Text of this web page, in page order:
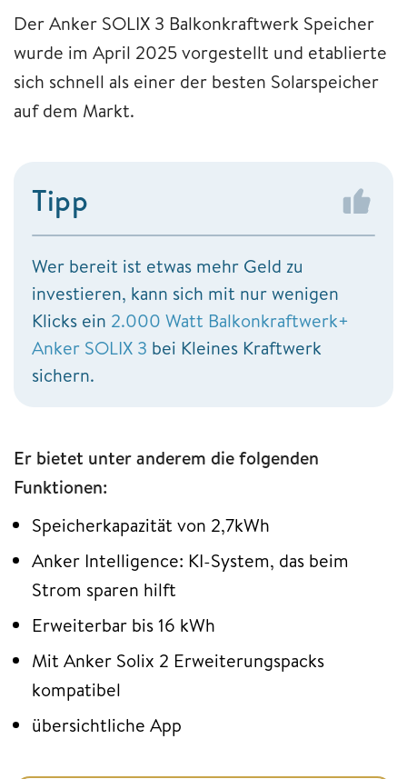
Der Anker SOLIX 3 Balkonkraftwerk Speicher
wurde im April 2025 vorgestellt und etablierte
sich schnell als einer der besten Solarspeicher
auf dem Markt.
Tipp
Wer bereit ist etwas mehr Geld zu
investieren, kann sich mit nur wenigen
Klicks ein 2.000 Watt Balkonkraftwerk+
Anker SOLIX 3 bei Kleines Kraftwerk
sichern.
Er bietet unter anderem die folgenden
Funktionen:
Speicherkapazität von 2,7kWh
Anker Intelligence: KI-System, das beim
Strom sparen hilft
Erweiterbar bis 16 kWh
Mit Anker Solix 2 Erweiterungspacks
kompatibel
übersichtliche App